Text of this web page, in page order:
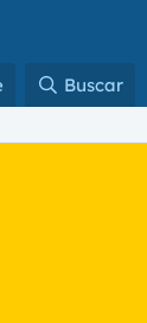
Buscar